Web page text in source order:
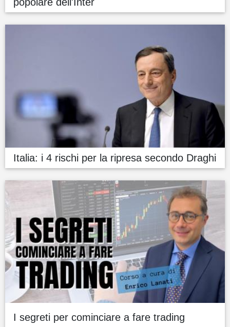
Italia: i 4 rischi per la ripresa secondo Draghi
I segreti per cominciare a fare trading